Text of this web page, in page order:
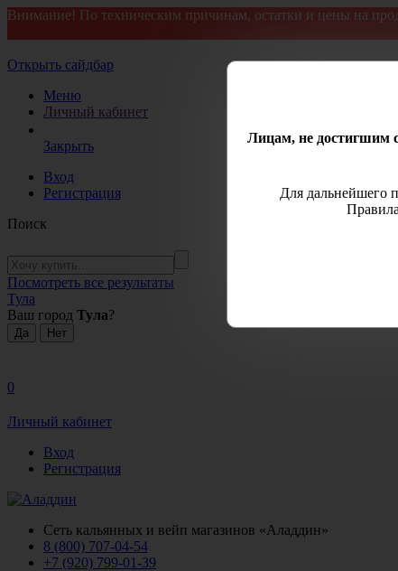
Внимание! По техническим причинам, остатки и цены на
Открыть сайдбар
Меню
Личный кабинет
Закрыть
Вход
Регистрация
Поиск
Посмотреть все результаты
Тула
Ваш город Тула?
0
Личный кабинет
Вход
Регистрация
Сеть кальянных и вейп магазинов «Аладдин»
8 (800) 707-04-54
+7 (920) 799-01-39
Лицам, не достигшим
Для дальнейшего